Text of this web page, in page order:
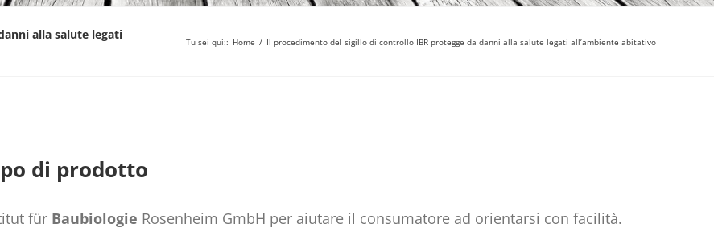
alla salute legati
Tu sei qui:: Home / Il procedimento del sigillo di controllo IBR protegge da danni alla salute legati all’ambiente abitativo
di prodotto
für Baubiologie Rosenheim GmbH per aiutare il consumatore ad orientarsi con facilità.